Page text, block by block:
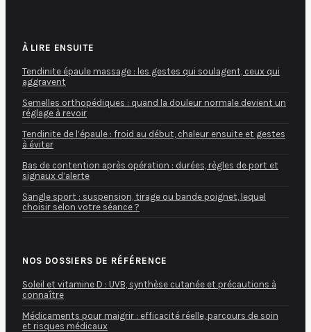
À LIRE ENSUITE
Tendinite épaule massage : les gestes qui soulagent, ceux qui
aggravent
Semelles orthopédiques : quand la douleur normale devient un
réglage à revoir
Tendinite de l’épaule : froid au début, chaleur ensuite et gestes
à éviter
Bas de contention après opération : durées, règles de port et
signaux d’alerte
Sangle sport : suspension, tirage ou bande poignet, lequel
choisir selon votre séance ?
NOS DOSSIERS DE RÉFÉRENCE
Soleil et vitamine D : UVB, synthèse cutanée et précautions à
connaître
Médicaments pour maigrir : efficacité réelle, parcours de soin
et risques médicaux